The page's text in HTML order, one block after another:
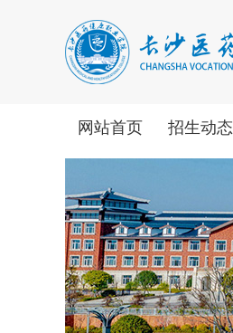
网站首页 招生动态